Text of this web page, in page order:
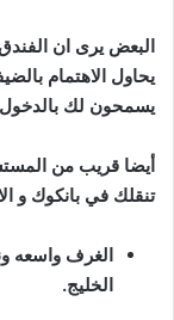
البعض يرى ان
يسمحون لك
أيضا قريب من
تنقلك في بانكوك و
الغرف واسعه
الخليج.